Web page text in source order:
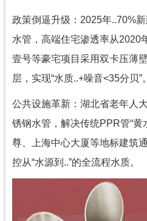
政策倒逼升级：2025年..70%
水管，高端住宅渗透率从2020
壹号等豪宅项目采用双卡压薄
层，实现“水质..+噪音<35分贝”。
公共设施革新：湖北省老年人
锈钢水管，解决传统PPR管“黄
尊、上海中心大厦等地标建筑
控从“水源到..”的全流程水质。